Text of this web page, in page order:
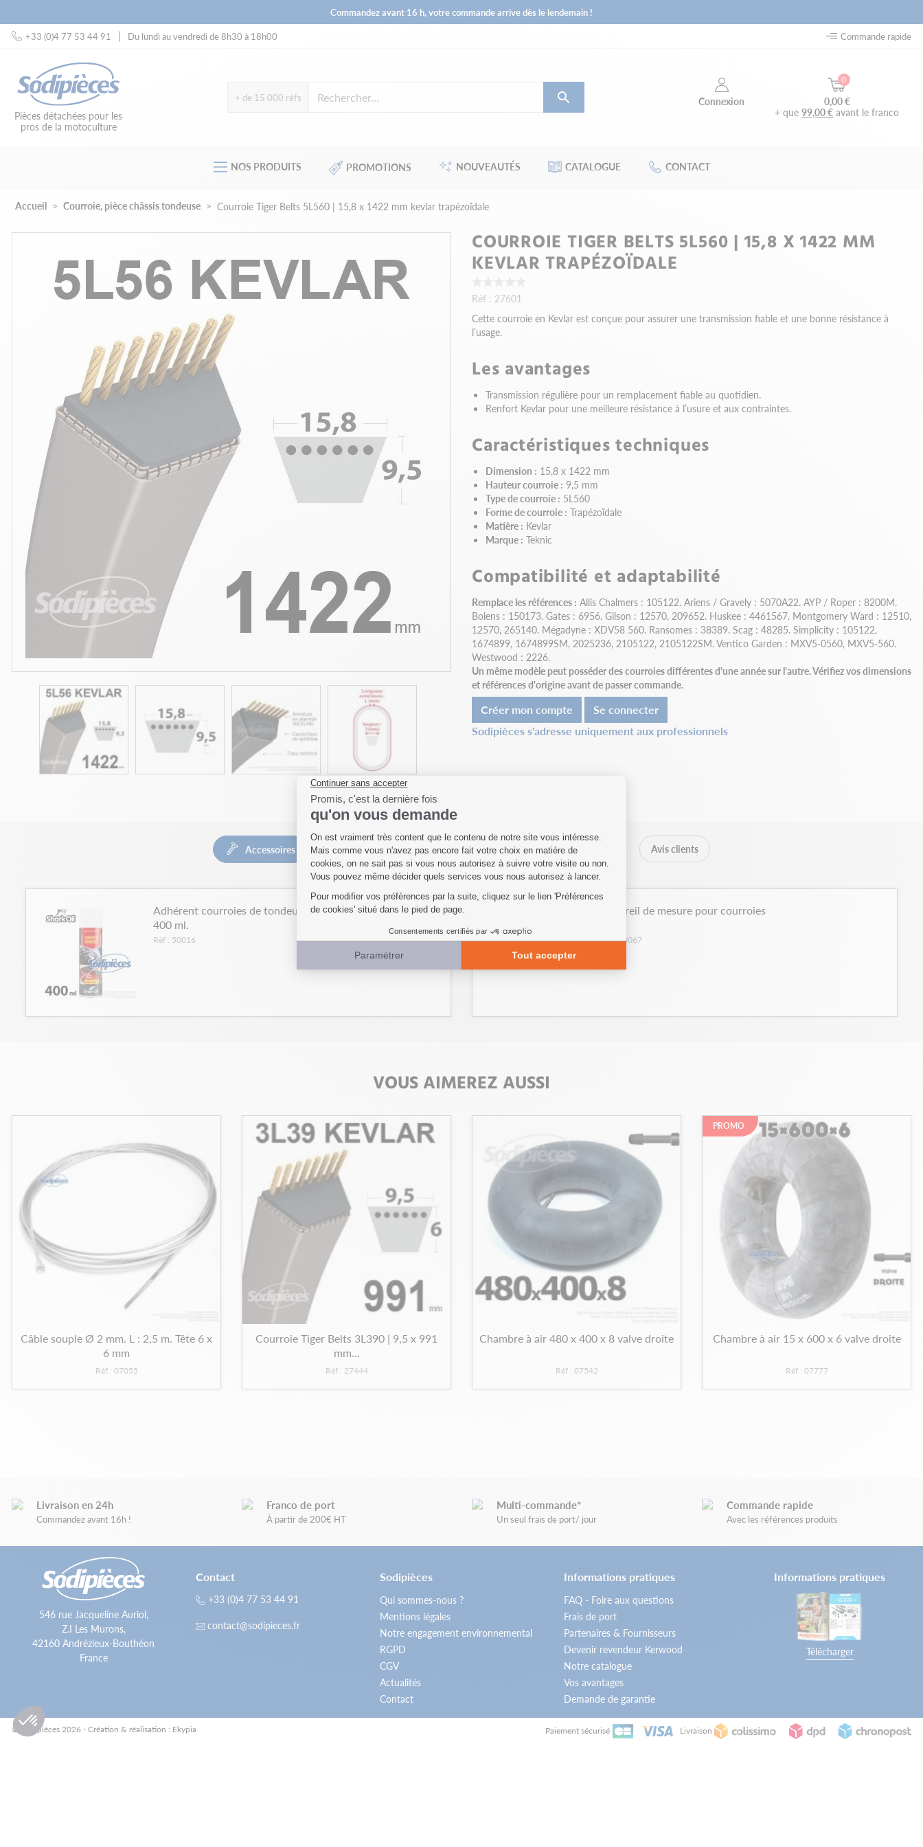
Commandez avant 16 h, votre commande arrive dès le lendemain !
+33 (0)4 77 53 44 91
Du lundi au vendredi de 8h30 à 18h00 Commande rapide
Pièces détachées pour les
pros de la motoculture
+ de 15 000 réfs  Connexion
0
0,00 €
+ que99,00 € avant le franco
NOS PRODUITS PROMOTIONS NOUVEAUTÉS CATALOGUE CONTACT
Accueil Courroie, pièce châssis tondeuse Courroie Tiger Belts 5L560 | 15,8 x 1422 mm kevlar trapézoïdale
COURROIE TIGER BELTS 5L560 | 15,8 X 1422 MM
KEVLAR TRAPÉZOÏDALE
Réf : 27601
Cette courroie en Kevlar est conçue pour assurer une transmission fiable et une bonne résistance à
l’usage.
Les avantages
Transmission régulière pour un remplacement fiable au quotidien.
Renfort Kevlar pour une meilleure résistance à l’usure et aux contraintes.
Caractéristiques techniques
Dimension : 15,8 x 1422 mm
Hauteur courroie : 9,5 mm
Type de courroie : 5L560
Forme de courroie : Trapézoïdale
Matière : Kevlar
Marque : Teknic
Compatibilité et adaptabilité
Remplace les références : Allis Chalmers : 105122. Ariens / Gravely : 5070A22. AYP / Roper : 8200M.
Bolens : 150173. Gates : 6956. Gilson : 12570, 209652. Huskee : 4461567. Montgomery Ward : 12510,
12570, 265140. Mégadyne : XDV58 560. Ransomes : 38389. Scag : 48285. Simplicity : 105122,
1674899, 1674899SM, 2025236, 2105122, 2105122SM. Ventico Garden : MXV5-0560, MXV5-560.
Westwood : 2226.
Un même modèle peut posséder des courroies différentes d'une année sur l'autre. Vérifiez vos dimensions
et références d'origine avant de passer commande.
Créer mon compte
Se connecter
Sodipièces s'adresse uniquement aux professionnels
Accessoires Fiche technique Compatibilités Livraison Avis clients
Adhérent courroies de tondeuses Shark Oil. Aérosol de
400 ml.
Réf : 50016
Appareil de mesure pour courroies
Réf : 28067
VOUS AIMEREZ AUSSI
Câble souple Ø 2 mm. L : 2,5 m. Tête 6 x
6 mm
Réf : 07055
Courroie Tiger Belts 3L390 | 9,5 x 991
mm...
Réf : 27444
Chambre à air 480 x 400 x 8 valve droite
Réf : 07542
Chambre à air 15 x 600 x 6 valve droite
Réf : 07777
PROMO
Livraison en 24h
Commandez avant 16h !
Franco de port
À partir de 200€ HT
Multi-commande*
Un seul frais de port/ jour
Commande rapide
Avec les références produits
546 rue Jacqueline Auriol,
Z.I Les Murons,
42160 Andrézieux-Bouthéon
France
Contact
+33 (0)4 77 53 44 91
contact@sodipieces.fr
Sodipièces
Qui sommes-nous ?
Mentions légales
Notre engagement environnemental
RGPD
CGV
Actualités
Contact
Informations pratiques
FAQ - Foire aux questions
Frais de port
Partenaires & Fournisseurs
Devenir revendeur Kerwood
Notre catalogue
Vos avantages
Demande de garantie
Informations pratiques
Télécharger
© Sodipièces 2026 - Création & réalisation : Ekypia Paiement sécurisé Livraison